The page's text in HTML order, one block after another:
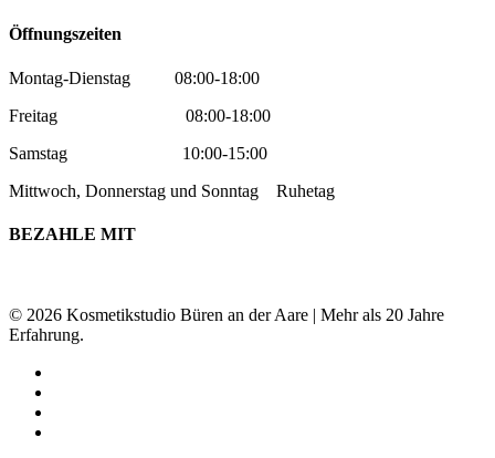
Öffnungszeiten
Montag-Dienstag 08:00-18:00
Freitag 08:00-18:00
Samstag 10:00-15:00
Mittwoch, Donnerstag und Sonntag Ruhetag
BEZAHLE MIT
© 2026 Kosmetikstudio Büren an der Aare | Mehr als 20 Jahre
Erfahrung.